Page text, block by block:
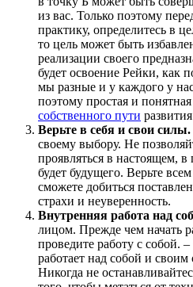
из вас. Только поэтому
практику, определитесь в
то цель может быть
реализации своего
будет освоение Рейки, как
мы разные и у каждого у
поэтому простая и
собственного пути
Верьте в себя и свои силы.
своему выбору. Не
проявляться в настоящем,
будет будущего. Верьте
сможете добиться
страхи и неуверенность.
Внутренняя работа над
лицом. Прежде чем начать
проведите работу с собой.
работает над собой и
Никогда не